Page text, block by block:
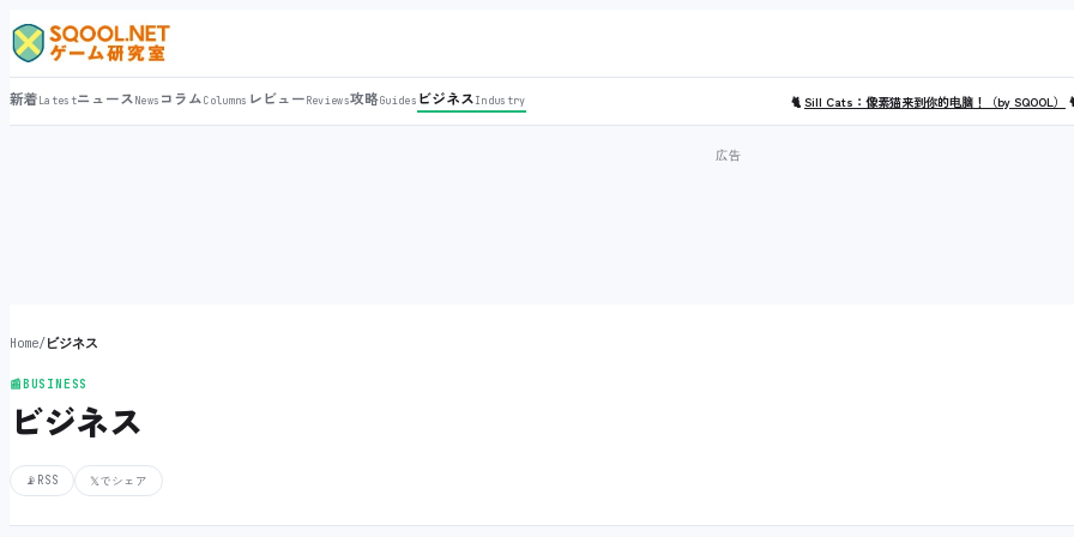
新着LatestニュースNews コラムColumns レビューReviews攻略Guides ビジネスIndustry 🐈Sill Cats：像素猫来到你的电脑！（by SQOOL）
Home/ビジネス
📰BUSINESS
ビジネス
📡 RSS 𝕏でシェア